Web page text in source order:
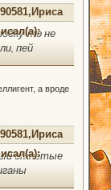
то не
пей
а вроде
отпетые